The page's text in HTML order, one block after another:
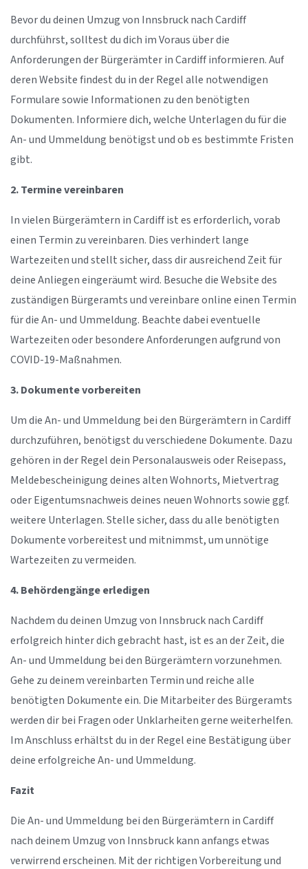
Bevor du deinen Umzug von Innsbruck nach Cardiff
durchführst, solltest du dich im Voraus über die
Anforderungen der Bürgerämter in Cardiff informieren. Auf
deren Website findest du in der Regel alle notwendigen
Formulare sowie Informationen zu den benötigten
Dokumenten. Informiere dich, welche Unterlagen du für die
An- und Ummeldung benötigst und ob es bestimmte Fristen
gibt.
2. Termine vereinbaren
In vielen Bürgerämtern in Cardiff ist es erforderlich, vorab
einen Termin zu vereinbaren. Dies verhindert lange
Wartezeiten und stellt sicher, dass dir ausreichend Zeit für
deine Anliegen eingeräumt wird. Besuche die Website des
zuständigen Bürgeramts und vereinbare online einen Termin
für die An- und Ummeldung. Beachte dabei eventuelle
Wartezeiten oder besondere Anforderungen aufgrund von
COVID-19-Maßnahmen.
3. Dokumente vorbereiten
Um die An- und Ummeldung bei den Bürgerämtern in Cardiff
durchzuführen, benötigst du verschiedene Dokumente. Dazu
gehören in der Regel dein Personalausweis oder Reisepass,
Meldebescheinigung deines alten Wohnorts, Mietvertrag
oder Eigentumsnachweis deines neuen Wohnorts sowie ggf.
weitere Unterlagen. Stelle sicher, dass du alle benötigten
Dokumente vorbereitest und mitnimmst, um unnötige
Wartezeiten zu vermeiden.
4. Behördengänge erledigen
Nachdem du deinen Umzug von Innsbruck nach Cardiff
erfolgreich hinter dich gebracht hast, ist es an der Zeit, die
An- und Ummeldung bei den Bürgerämtern vorzunehmen.
Gehe zu deinem vereinbarten Termin und reiche alle
benötigten Dokumente ein. Die Mitarbeiter des Bürgeramts
werden dir bei Fragen oder Unklarheiten gerne weiterhelfen.
Im Anschluss erhältst du in der Regel eine Bestätigung über
deine erfolgreiche An- und Ummeldung.
Fazit
Die An- und Ummeldung bei den Bürgerämtern in Cardiff
nach deinem Umzug von Innsbruck kann anfangs etwas
verwirrend erscheinen. Mit der richtigen Vorbereitung und